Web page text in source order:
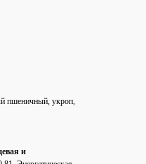
пшеничный, укроп,
и